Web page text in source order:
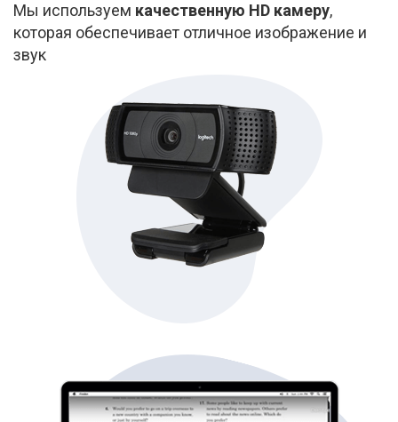
Мы используем качественную HD камеру,
которая обеспечивает отличное изображение и
звук